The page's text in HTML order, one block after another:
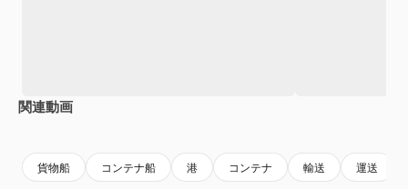
関連動画
貨物船 コンテナ船 港 コンテナ 輸送 運送